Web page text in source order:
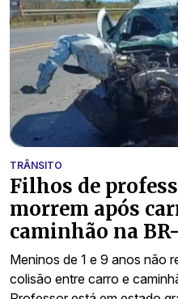
TRÂNSITO
Filhos de
morrem após
caminhão na
Meninos de 1 e 9 anos não
colisão entre carro e